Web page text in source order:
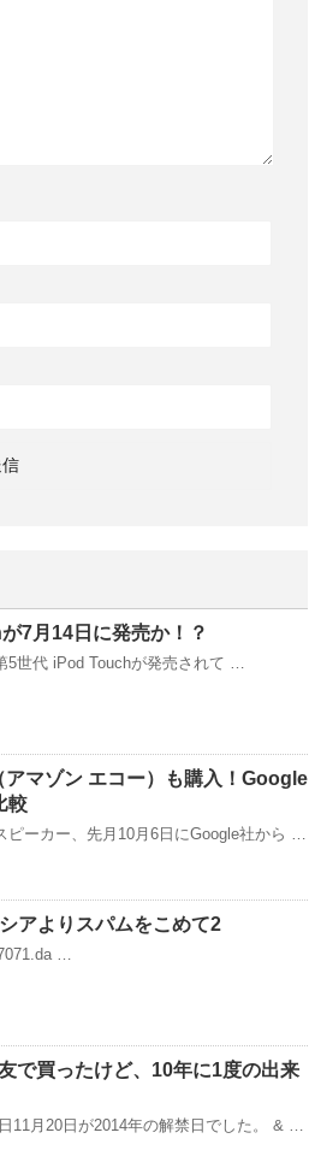
7月14日に発売か！？
世代 iPod Touchが発売されて …
マゾン エコー）も購入！Google
較
ーカー、先月10月6日にGoogle社から …
アよりスパムをこめて2
…
で買ったけど、10年に1度の出来
11月20日が2014年の解禁日でした。 & …